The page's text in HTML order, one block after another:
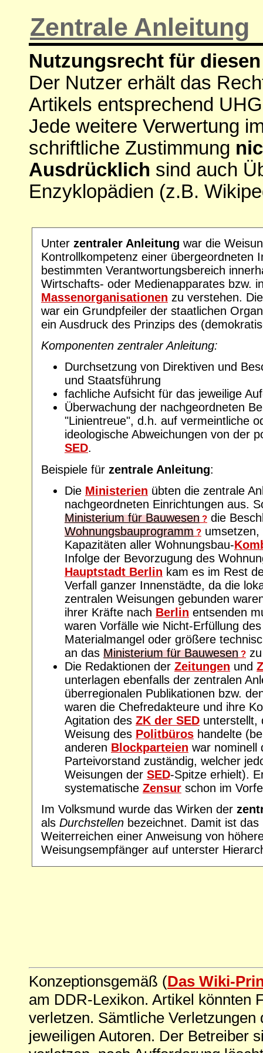
Zentrale Anleitung
Nutzungsrecht für
Der Nutzer erhält das
Artikels entsprechend
Jede weitere Verwertung
schriftliche Zustimmung
Ausdrücklich sind auch
Enzyklopädien (z.B.
Unter zentraler Anleitung war die
Kontrollkompetenz einer übergeordneten
bestimmten Verantwortungsbereich
Wirtschafts- oder Medienapparates bzw.
Massenorganisationen zu verstehen.
war ein Grundpfeiler der staatlichen
ein Ausdruck des Prinzips des
Komponenten zentraler Anleitung:
Durchsetzung von Direktiven und
und Staatsführung
fachliche Aufsicht für das jeweilige
Überwachung der nachgeordneten
"Linientreue", d.h. auf vermeintliche
ideologische Abweichungen von der
SED.
Beispiele für zentrale Anleitung:
Die Ministerien übten die zentrale
nachgeordneten Einrichtungen aus.
Ministerium für Bauwesen ? die
Wohnungsbauprogramm ?
Kapazitäten aller Wohnungsbau-
Infolge der Bevorzugung des
Hauptstadt Berlin kam es im Rest
Verfall ganzer Innenstädte, da die
zentralen Weisungen gebunden
ihrer Kräfte nach Berlin entsenden
waren Vorfälle wie Nicht-Erfüllung
Materialmangel oder größere
an das Ministerium für Bauwesen ?
Die Redaktionen der Zeitungen und
unterlagen ebenfalls der zentralen
überregionalen Publikationen bzw.
waren die Chefredakteure und ihre
Agitation des ZK der SED unterstellt,
Weisung des Politbüros handelte
anderen Blockparteien war nominell
Parteivorstand zuständig, welcher
Weisungen der SED-Spitze erhielt).
systematische Zensur schon im
Im Volksmund wurde das Wirken der
als Durchstellen bezeichnet. Damit ist
Weiterreichen einer Anweisung von
Weisungsempfänger auf unterster
Konzeptionsgemäß (Das Wiki-
am DDR-Lexikon. Artikel könnten
verletzen. Sämtliche
jeweiligen Autoren. Der Betreiber